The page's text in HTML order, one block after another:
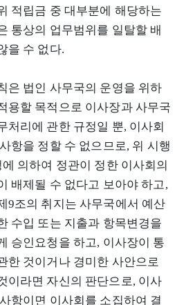
적립금 중 대부분에 해당하는
통상의 업무범위를 일탈할 배
을 수 없다.
은 법인 사무국의 운영을 위하
용할 목적으로 이사장과 사무국
처리에 관한 규정일 뿐, 이사회
항을 정할 수 없으므로, 위 시행
의하여 정관이 정한 이사회의
배제될 수 없다고 보아야 하고,
9조의 취지는 사무국에서 예산
수입 또는 지출과 항목변경을
승인요청을 하고, 이사장이 통
한 것이거나 경미한 사안으로
이라면 자신의 판단으로, 이사
항이면 이사회를 소집하여 결